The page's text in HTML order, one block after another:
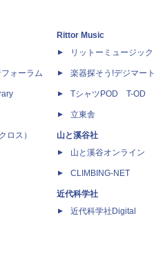
ォーラム
ロス）
Rittor Music
リットーミュージック
楽器探そう!デジマート
TシャツPOD T-OD
立東舎
山と溪谷社
山と溪谷オンライン
CLIMBING-NET
近代科学社
近代科学社Digital